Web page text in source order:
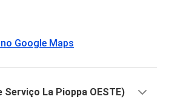
Google Maps
Serviço La Pioppa OESTE)